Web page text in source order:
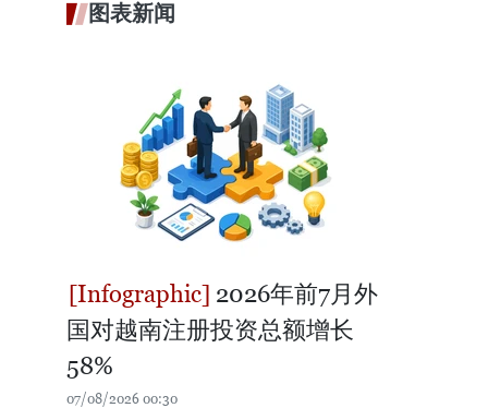
图表新闻
2026年前7月外
国对越南注册投资总额增长
58%
07/08/2026 00:30